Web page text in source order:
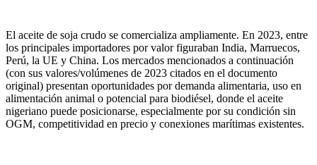
El aceite de soja crudo se comercializa ampliamente. En 2023, entre
los principales importadores por valor figuraban India, Marruecos,
Perú, la UE y China. Los mercados mencionados a continuación
(con sus valores/volúmenes de 2023 citados en el documento
original) presentan oportunidades por demanda alimentaria, uso en
alimentación animal o potencial para biodiésel, donde el aceite
nigeriano puede posicionarse, especialmente por su condición sin
OGM, competitividad en precio y conexiones marítimas existentes.